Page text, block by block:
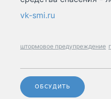
vk-smi.ru
штормовое предупреждение
ОБСУДИТЬ